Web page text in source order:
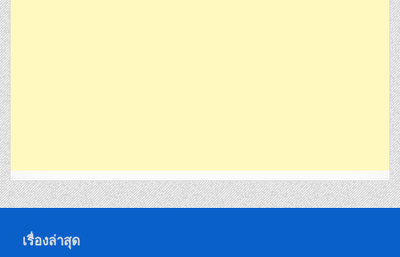
เรื่องล่าสุด